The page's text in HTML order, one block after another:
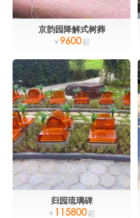
京韵园降解式树葬
9600
归园琉璃碑
115800